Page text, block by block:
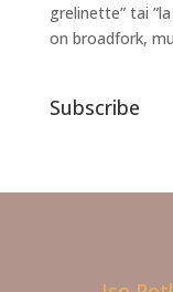
grelinette” tai
on broadfork,
Subscribe